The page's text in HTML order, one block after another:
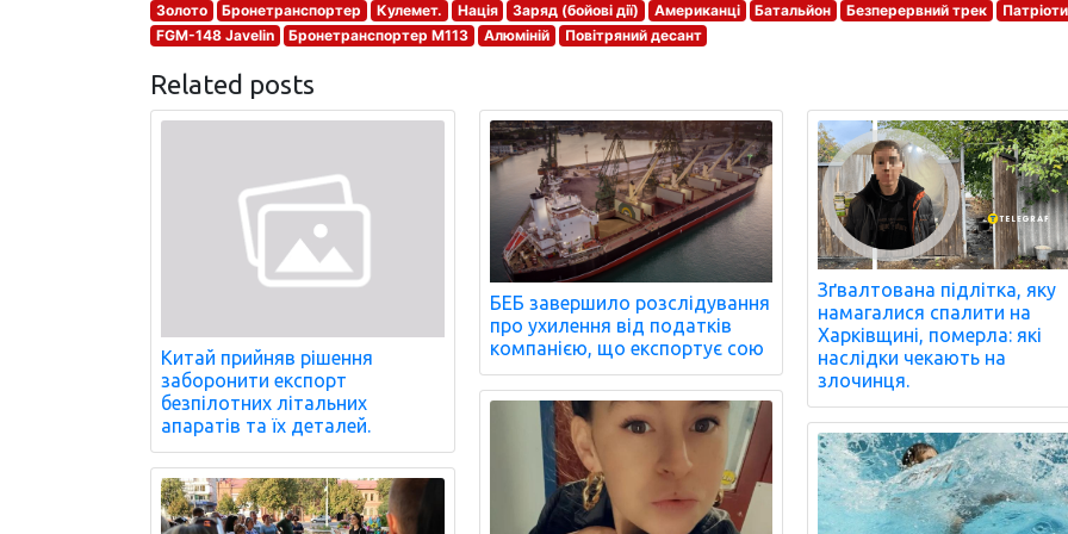
Золото Бронетранспортер Кулемет. Нація Заряд (бойові дії) Американці Батальйон Безперервний трек
FGM-148 Javelin
Бронетранспортер M113 Алюміній Повітряний десант
Related posts
Китай прийняв рішення
заборонити експорт
безпілотних літальних
апаратів та їх деталей.
БЕБ завершило розслідування
про ухилення від податків
компанією, що експортує сою
Зґвалтована підлітка, яку
намагалися спалити на
Харківщині, померла: які
наслідки чекають на
злочинця.